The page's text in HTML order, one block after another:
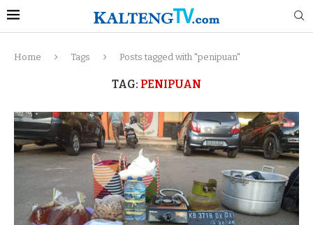
Home Tags Posts tagged with "penipuan"
TAG: PENIPUAN